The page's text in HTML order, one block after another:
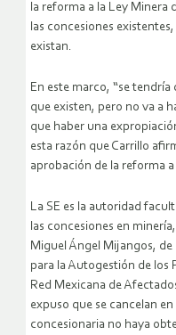
la reforma a la Ley Minera
las concesiones
existan.
En este marco, “se
que existen, pero no va a
que haber una
esta razón que Carrillo
aprobación de la reforma
La SE es la autoridad
las concesiones en
Miguel Ángel Mijangos,
para la Autogestión de los
Red Mexicana de
expuso que se cancelan
concesionaria no haya